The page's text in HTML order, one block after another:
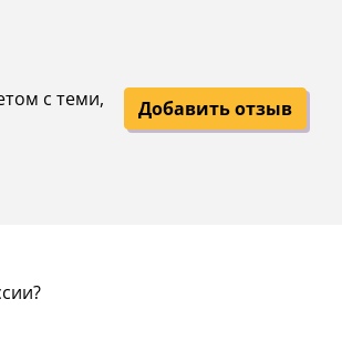
с теми,
Добавить отзыв